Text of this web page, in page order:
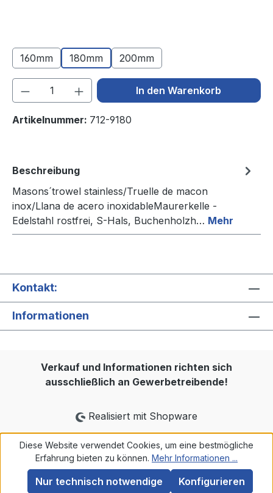
160mm 180mm 200mm
Produkt Anzahl: Gib denIn den Warenkorb
Artikelnummer: 712-9180
Beschreibung
Masons´trowel stainless/Truelle de macon
inox/Llana de acero inoxidableMaurerkelle -
Edelstahl rostfrei, S-Hals, Buchenholzh… Mehr
Kontakt:
Informationen
Verkauf und Informationen richten sich
ausschließlich an Gewerbetreibende!
Realisiert mit Shopware
Diese Website verwendet Cookies, um eine bestmögliche
Erfahrung bieten zu können. Mehr Informationen ...
Nur technisch notwendige Konfigurieren